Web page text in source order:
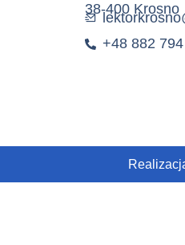
38-400 Krosno
+48 882